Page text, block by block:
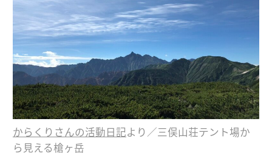
からくりさんの活動日記より／三俣山荘テント場か
ら見える槍ヶ岳